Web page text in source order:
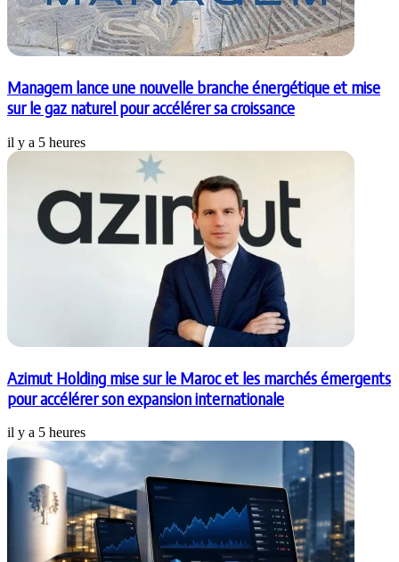
Managem lance une nouvelle branche énergétique et mise
sur le gaz naturel pour accélérer sa croissance
il y a 5 heures
Azimut Holding mise sur le Maroc et les marchés émergents
pour accélérer son expansion internationale
il y a 5 heures